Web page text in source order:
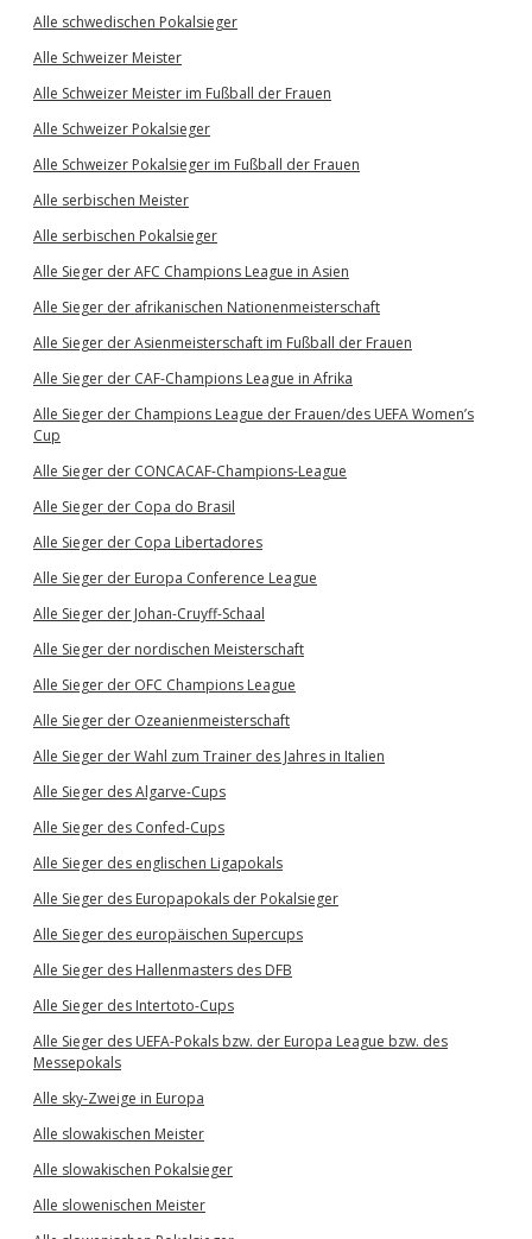
Alle schwedischen Pokalsieger
Alle Schweizer Meister
Alle Schweizer Meister im Fußball der Frauen
Alle Schweizer Pokalsieger
Alle Schweizer Pokalsieger im Fußball der Frauen
Alle serbischen Meister
Alle serbischen Pokalsieger
Alle Sieger der AFC Champions League in Asien
Alle Sieger der afrikanischen Nationenmeisterschaft
Alle Sieger der Asienmeisterschaft im Fußball der Frauen
Alle Sieger der CAF-Champions League in Afrika
Alle Sieger der Champions League der Frauen/des UEFA Women’s
Cup
Alle Sieger der CONCACAF-Champions-League
Alle Sieger der Copa do Brasil
Alle Sieger der Copa Libertadores
Alle Sieger der Europa Conference League
Alle Sieger der Johan-Cruyff-Schaal
Alle Sieger der nordischen Meisterschaft
Alle Sieger der OFC Champions League
Alle Sieger der Ozeanienmeisterschaft
Alle Sieger der Wahl zum Trainer des Jahres in Italien
Alle Sieger des Algarve-Cups
Alle Sieger des Confed-Cups
Alle Sieger des englischen Ligapokals
Alle Sieger des Europapokals der Pokalsieger
Alle Sieger des europäischen Supercups
Alle Sieger des Hallenmasters des DFB
Alle Sieger des Intertoto-Cups
Alle Sieger des UEFA-Pokals bzw. der Europa League bzw. des
Messepokals
Alle sky-Zweige in Europa
Alle slowakischen Meister
Alle slowakischen Pokalsieger
Alle slowenischen Meister